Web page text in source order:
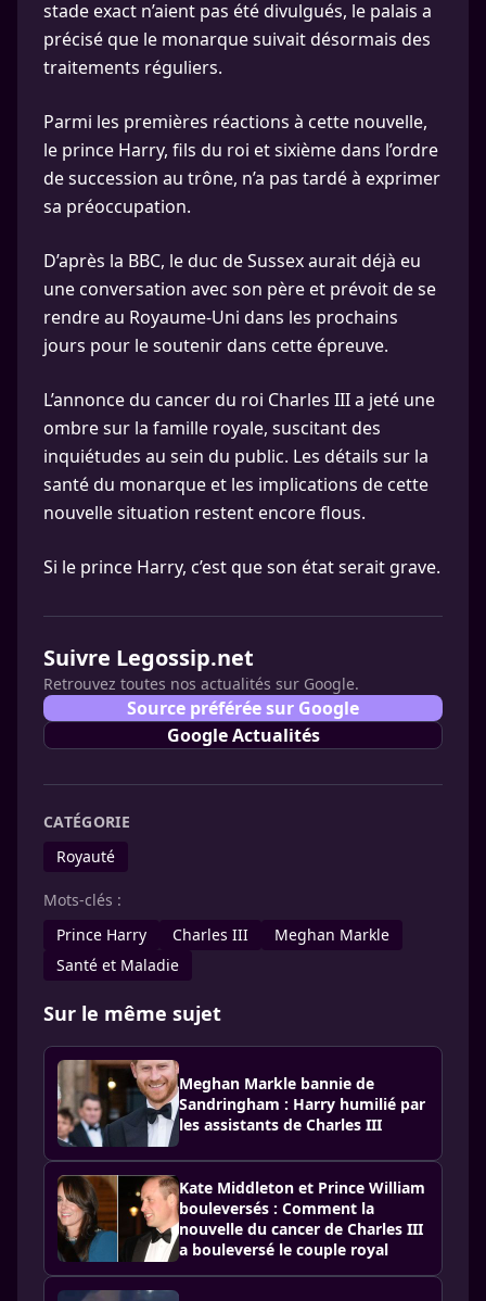
stade exact n’aient pas été divulgués, le palais a
précisé que le monarque suivait désormais des
traitements réguliers.
Parmi les premières réactions à cette nouvelle,
le prince Harry, fils du roi et sixième dans l’ordre
de succession au trône, n’a pas tardé à exprimer
sa préoccupation.
D’après la BBC, le duc de Sussex aurait déjà eu
une conversation avec son père et prévoit de se
rendre au Royaume-Uni dans les prochains
jours pour le soutenir dans cette épreuve.
L’annonce du cancer du roi Charles III a jeté une
ombre sur la famille royale, suscitant des
inquiétudes au sein du public. Les détails sur la
santé du monarque et les implications de cette
nouvelle situation restent encore flous.
Si le prince Harry, c’est que son état serait grave.
Suivre Legossip.net
Retrouvez toutes nos actualités sur Google.
Source préférée sur Google
Google Actualités
CATÉGORIE
Royauté
Mots-clés :
Prince Harry
Charles III
Meghan Markle
Santé et Maladie
Sur le même sujet
Meghan Markle bannie de
Sandringham : Harry humilié par
les assistants de Charles III
Kate Middleton et Prince William
bouleversés : Comment la
nouvelle du cancer de Charles III
a bouleversé le couple royal